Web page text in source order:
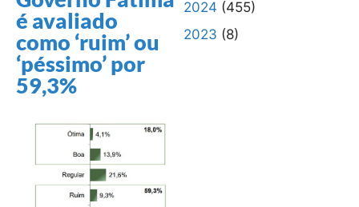
é avaliado
como ‘ruim’ ou
‘péssimo’ por
59,3%
2024 (455)
2023 (8)